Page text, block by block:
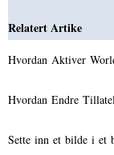
Relatert Artike
Hvordan Aktiver
Hvordan Endre
Sette inn et bilde i et